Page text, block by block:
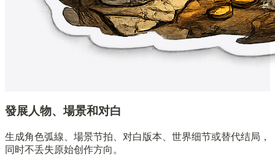
發展人物、場景和对白
生成角色弧線、場景节拍、对白版本、世界细节或替代结局，
同时不丢失原始创作方向。